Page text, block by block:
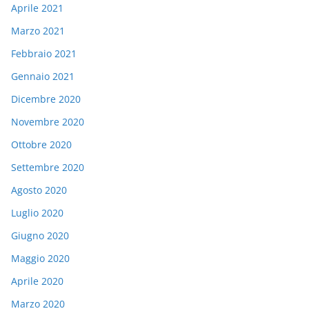
Aprile 2021
Marzo 2021
Febbraio 2021
Gennaio 2021
Dicembre 2020
Novembre 2020
Ottobre 2020
Settembre 2020
Agosto 2020
Luglio 2020
Giugno 2020
Maggio 2020
Aprile 2020
Marzo 2020